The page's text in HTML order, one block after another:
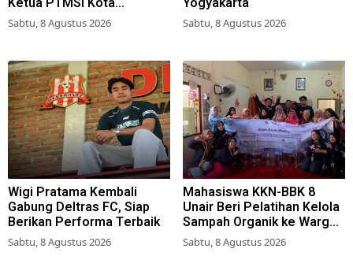
Surabaya
Sabtu, 8 Agustus 2026 Sabtu, 8 Agustus 2026
Wigi Pratama Kembali
Gabung Deltras FC, Siap
Berikan Performa Terbaik
Sabtu, 8 Agustus 2026
Mahasiswa KKN-BBK 8
Unair Beri Pelatihan Kelola
Sampah Organik ke Warga
Simokerto Surabaya
Sabtu, 8 Agustus 2026